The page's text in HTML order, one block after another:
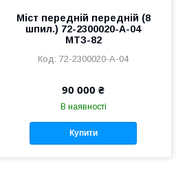
Міст передній передній (8
шпил.) 72-2300020-А-04
МТЗ-82
72-2300020-А-04
90 000 ₴
В наявності
Купити